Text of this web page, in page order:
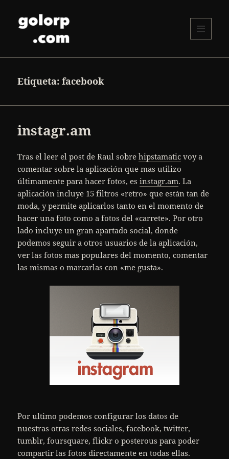
WIDGETS
Etiqueta:facebook
instagr.am
Tras el leer el post de Raul sobrehipstamatic voy a
comentar sobre la aplicación que mas utilizo
últimamente para hacer fotos, esinstagr.am. La
aplicación incluye 15 filtros «retro» que están tan de
moda, y permite aplicarlos tanto en el momento de
hacer una foto como a fotos del «carrete». Por otro
lado incluye un gran apartado social, donde
podemos seguir a otros usuarios de la aplicación,
ver las fotos mas populares del momento, comentar
las mismas o marcarlas con «me gusta».
Por ultimo podemos configurar los datos de
nuestras otras redes sociales, facebook, twitter,
tumblr, foursquare, flickr o posterous para poder
compartir las fotos directamente en todas ellas.